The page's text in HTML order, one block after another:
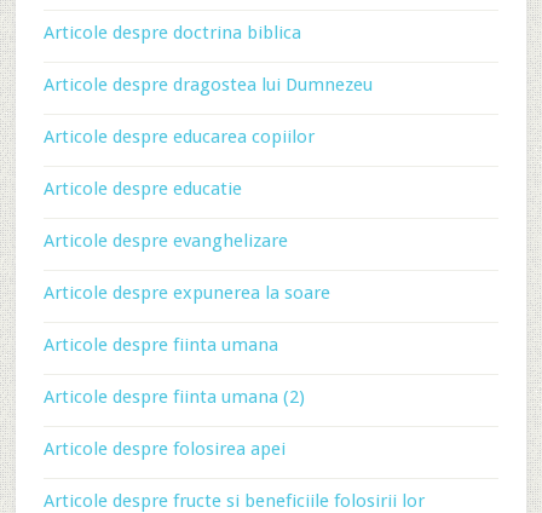
Articole despre doctrina biblica
Articole despre dragostea lui Dumnezeu
Articole despre educarea copiilor
Articole despre educatie
Articole despre evanghelizare
Articole despre expunerea la soare
Articole despre fiinta umana
Articole despre fiinta umana (2)
Articole despre folosirea apei
Articole despre fructe si beneficiile folosirii lor